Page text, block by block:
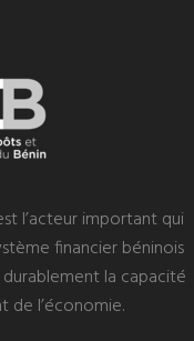
l’acteur important qui
financier béninois
la capacité
de l’économie.